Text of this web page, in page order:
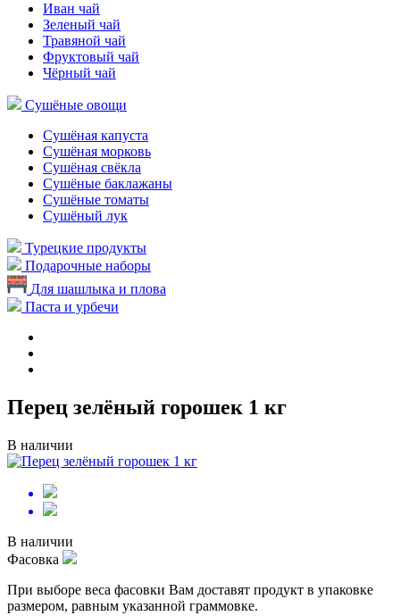
Иван чай
Зеленый чай
Травяной чай
Фруктовый чай
Чёрный чай
Сушёные овощи
Сушёная капуста
Сушёная морковь
Сушёная свёкла
Сушёные баклажаны
Сушёные томаты
Сушёный лук
Турецкие продукты
Подарочные наборы
Для шашлыка и плова
Паста и урбечи
Перец зелёный горошек 1 кг
В наличии
В наличии
Фасовка
При выборе веса фасовки Вам доставят продукт в упаковке
размером, равным указанной граммовке.